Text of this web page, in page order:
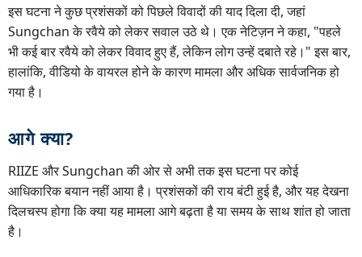
इस घटना ने कुछ प्रशंसकों को पिछले विवादों की याद दिला दी, जहां
Sungchan के रवैये को लेकर सवाल उठे थे। एक नेटिज़न ने कहा, "पहले
भी कई बार रवैये को लेकर विवाद हुए हैं, लेकिन लोग उन्हें दबाते रहे।" इस बार,
हालांकि, वीडियो के वायरल होने के कारण मामला और अधिक सार्वजनिक हो
गया है।
आगे क्या?
RIIZE और Sungchan की ओर से अभी तक इस घटना पर कोई
आधिकारिक बयान नहीं आया है। प्रशंसकों की राय बंटी हुई है, और यह देखना
दिलचस्प होगा कि क्या यह मामला आगे बढ़ता है या समय के साथ शांत हो जाता
है।